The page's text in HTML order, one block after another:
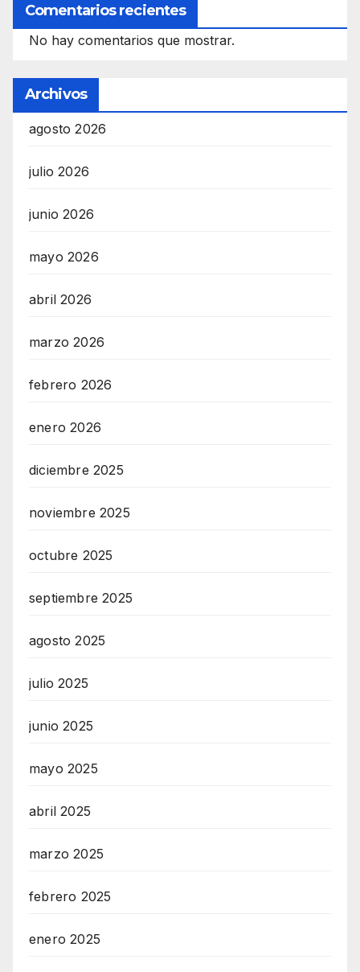
Comentarios recientes
No hay comentarios que mostrar.
Archivos
agosto 2026
julio 2026
junio 2026
mayo 2026
abril 2026
marzo 2026
febrero 2026
enero 2026
diciembre 2025
noviembre 2025
octubre 2025
septiembre 2025
agosto 2025
julio 2025
junio 2025
mayo 2025
abril 2025
marzo 2025
febrero 2025
enero 2025